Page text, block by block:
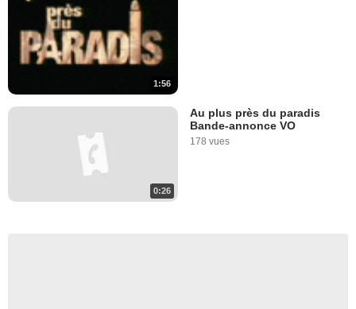
1:56
0:26
Au plus près du paradis
Bande-annonce VO
178 vues